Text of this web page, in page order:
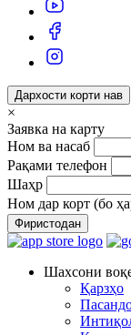
Дархости корти нав
×
Заявка на карту
Ном ва насаб
Рақами телефон
Шаҳр
Ном дар корт (бо
Фиристодан
Шахсони
Қарзҳо